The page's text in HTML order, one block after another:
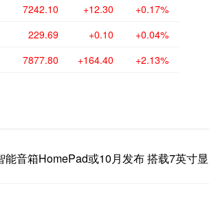
7242.10 +12.30 +0.17%
229.69 +0.10 +0.04%
7877.80 +164.40 +2.13%
能音箱HomePad或10月发布 搭载7英寸显